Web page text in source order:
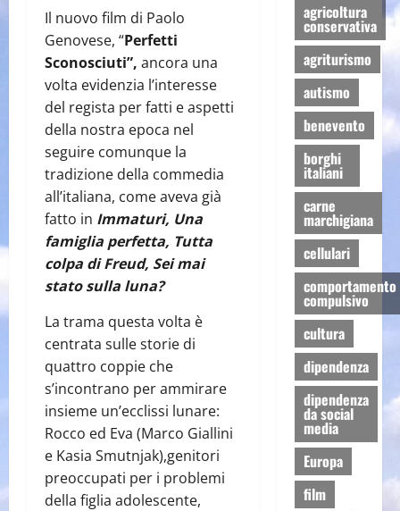
Il nuovo film di Paolo
Genovese, “Perfetti
Sconosciuti”, ancora una
volta evidenzia l’interesse
del regista per fatti e aspetti
della nostra epoca nel
seguire comunque la
tradizione della commedia
all’italiana, come aveva già
fatto in Immaturi, Una
famiglia perfetta, Tutta
colpa di Freud, Sei mai
stato sulla luna?
La trama questa volta è
centrata sulle storie di
quattro coppie che
s’incontrano per ammirare
insieme un’ecclissi lunare:
Rocco ed Eva (Marco Giallini
e Kasia Smutnjak),genitori
preoccupati per i problemi
della figlia adolescente,
agricoltura
conservativa
agriturismo
autismo
benevento
borghi
italiani
carne
marchigiana
cellulari
comportamento
compulsivo
cultura
dipendenza
dipendenza
da social
media
Europa
film